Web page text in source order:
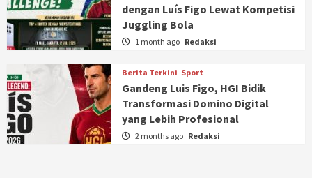
dengan Luís Figo Lewat Kompetisi
Juggling Bola
1 month ago Redaksi
Berita Terkini Sport
Gandeng Luis Figo, HGI Bidik
Transformasi Domino Digital
yang Lebih Profesional
2 months ago Redaksi